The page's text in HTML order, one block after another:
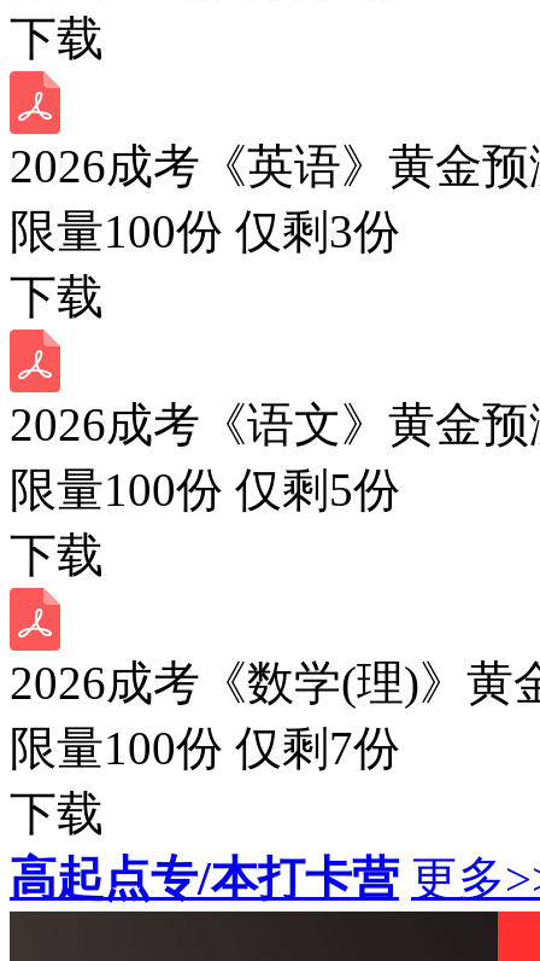
下载
2026成考《英语》黄金
限量100份 仅剩 3份
下载
2026成考《语文》黄金
限量100份 仅剩 5份
下载
2026成考《数学(理)》黄
限量100份 仅剩 7份
下载
高起点专/本打卡营 更多